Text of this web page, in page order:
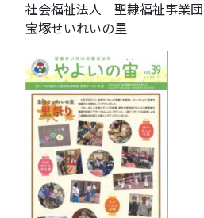
社会福祉法人 聖隷福祉事業団
宝塚せいれいの里